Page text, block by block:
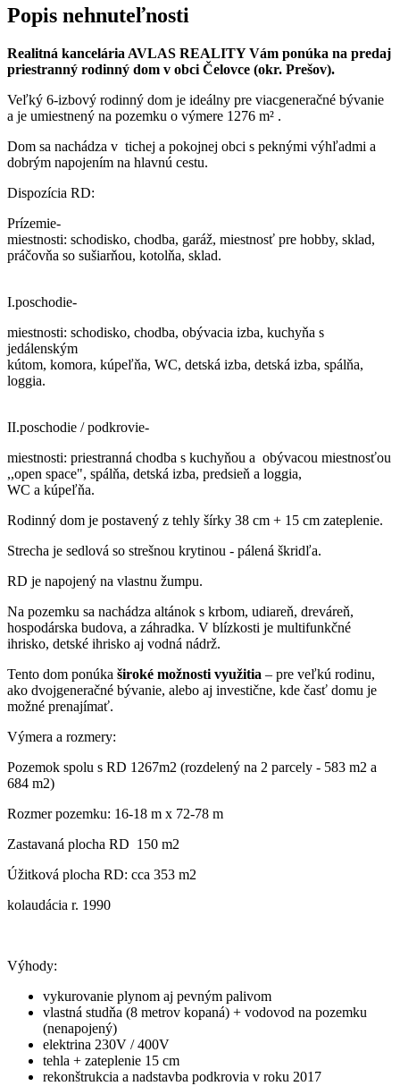
Popis nehnuteľnosti
Realitná kancelária AVLAS REALITY Vám ponúka na predaj
priestranný rodinný dom v obci Čelovce (okr. Prešov).
Veľký 6-izbový rodinný dom je ideálny pre viacgeneračné bývanie
a je umiestnený na pozemku o výmere 1276 m² .
Dom sa nachádza v tichej a pokojnej obci s peknými výhľadmi a
dobrým napojením na hlavnú cestu.
Dispozícia RD:
Prízemie-
miestnosti: schodisko, chodba, garáž, miestnosť pre hobby, sklad,
práčovňa so sušiarňou, kotolňa, sklad.
I.poschodie-
miestnosti: schodisko, chodba, obývacia izba, kuchyňa s
jedálenským
kútom, komora, kúpeľňa, WC, detská izba, detská izba, spálňa,
loggia.
II.poschodie / podkrovie-
miestnosti: priestranná chodba s kuchyňou a obývacou miestnosťou
,,open space", spálňa, detská izba, predsieň a loggia,
WC a kúpeľňa.
Rodinný dom je postavený z tehly šírky 38 cm + 15 cm zateplenie.
Strecha je sedlová so strešnou krytinou - pálená škridľa.
RD je napojený na vlastnu žumpu.
Na pozemku sa nachádza altánok s krbom, udiareň, dreváreň,
hospodárska budova, a záhradka. V blízkosti je multifunkčné
ihrisko, detské ihrisko aj vodná nádrž.
Tento dom ponúka široké možnosti využitia – pre veľkú rodinu,
ako dvojgeneračné bývanie, alebo aj investične, kde časť domu je
možné prenajímať.
Výmera a rozmery:
Pozemok spolu s RD 1267m2 (rozdelený na 2 parcely - 583 m2 a
684 m2)
Rozmer pozemku: 16-18 m x 72-78 m
Zastavaná plocha RD 150 m2
Úžitková plocha RD: cca 353 m2
kolaudácia r. 1990
Výhody:
vykurovanie plynom aj pevným palivom
vlastná studňa (8 metrov kopaná) + vodovod na pozemku
(nenapojený)
elektrina 230V / 400V
tehla + zateplenie 15 cm
rekonštrukcia a nadstavba podkrovia v roku 2017